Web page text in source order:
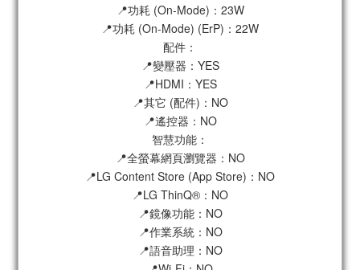
📍功耗 (On-Mode)：23W
📍功耗 (On-Mode) (ErP)：22W
配件：
📍變壓器：YES
📍HDMI：YES
📍其它 (配件)：NO
📍遙控器：NO
智慧功能：
📍全螢幕網頁瀏覽器：NO
📍LG Content Store (App Store)：NO
📍LG ThinQ®：NO
📍鏡像功能：NO
📍作業系統：NO
📍語音助理：NO